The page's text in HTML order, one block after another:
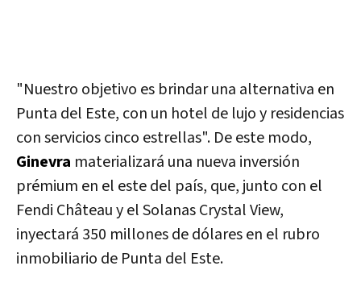
"Nuestro objetivo es brindar una alternativa en
Punta del Este, con un hotel de lujo y residencias
con servicios cinco estrellas". De este modo,
Ginevra materializará una nueva inversión
prémium en el este del país, que, junto con el
Fendi Château y el Solanas Crystal View,
inyectará 350 millones de dólares en el rubro
inmobiliario de Punta del Este.